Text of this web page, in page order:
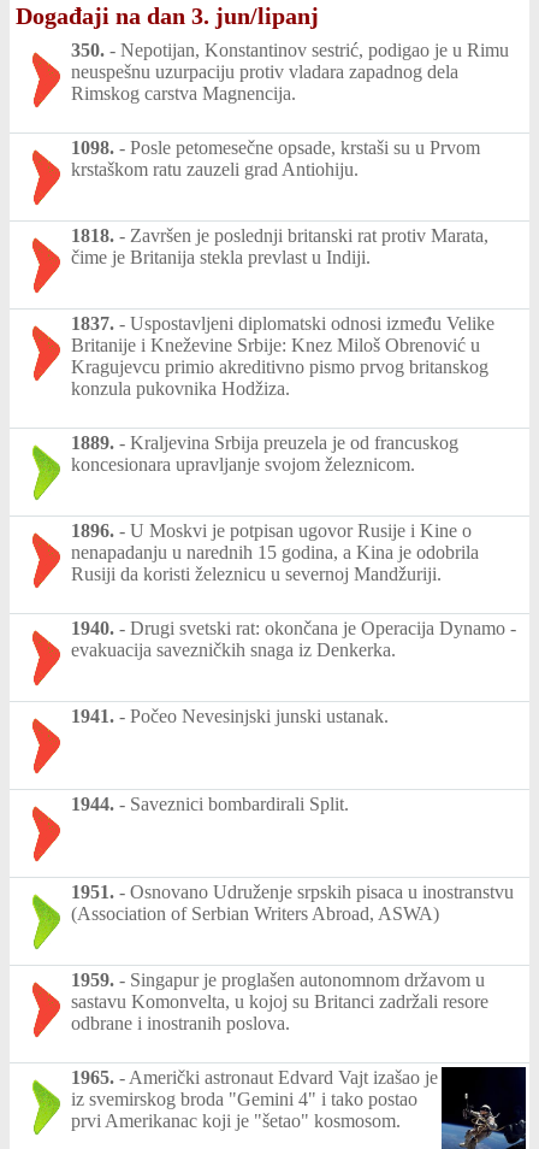
Događaji na dan 3. jun/lipanj
350. - Nepotijan, Konstantinov sestrić, podigao je u Rimu
neuspešnu uzurpaciju protiv vladara zapadnog dela
Rimskog carstva Magnencija.
1098. - Posle petomesečne opsade, krstaši su u Prvom
krstaškom ratu zauzeli grad Antiohiju.
1818. - Završen je poslednji britanski rat protiv Marata,
čime je Britanija stekla prevlast u Indiji.
1837. - Uspostavljeni diplomatski odnosi između Velike
Britanije i Kneževine Srbije: Knez Miloš Obrenović u
Kragujevcu primio akreditivno pismo prvog britanskog
konzula pukovnika Hodžiza.
1889. - Kraljevina Srbija preuzela je od francuskog
koncesionara upravljanje svojom železnicom.
1896. - U Moskvi je potpisan ugovor Rusije i Kine o
nenapadanju u narednih 15 godina, a Kina je odobrila
Rusiji da koristi železnicu u severnoj Mandžuriji.
1940. - Drugi svetski rat: okončana je Operacija Dynamo -
evakuacija savezničkih snaga iz Denkerka.
1941. - Počeo Nevesinjski junski ustanak.
1944. - Saveznici bombardirali Split.
1951. - Osnovano Udruženje srpskih pisaca u inostranstvu
(Association of Serbian Writers Abroad, ASWA)
1959. - Singapur je proglašen autonomnom državom u
sastavu Komonvelta, u kojoj su Britanci zadržali resore
odbrane i inostranih poslova.
1965. - Američki astronaut Edvard Vajt izašao je
iz svemirskog broda "Gemini 4" i tako postao
prvi Amerikanac koji je "šetao" kosmosom.